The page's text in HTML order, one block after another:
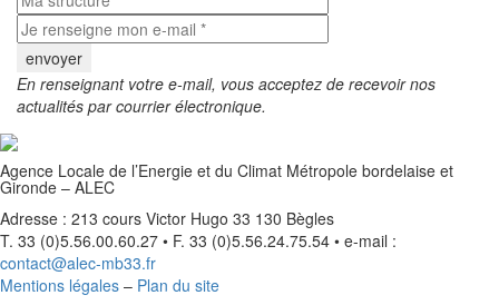
En renseignant votre e-mail, vous acceptez de recevoir nos
actualités par courrier électronique.
Agence Locale de l’Energie et du Climat Métropole bordelaise et
Gironde – ALEC
Adresse : 213 cours Victor Hugo 33 130 Bègles
T. 33 (0)5.56.00.60.27 • F. 33 (0)5.56.24.75.54 • e-mail :
contact@alec-mb33.fr
Mentions légales – Plan du site